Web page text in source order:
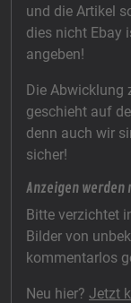
und die Artikel
dies nicht Ebay
angeben!
Die Abwicklung
geschieht auf
denn auch wir
sicher!
Anzeigen werden
Bitte verzichtet
Bilder von
kommentarlos
Neu hier? Jetzt